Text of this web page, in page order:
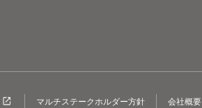
マルチステークホルダー方針 会社概要